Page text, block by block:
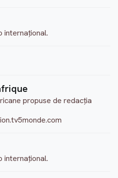
internaţional.
propuse de redacția
internaţional.